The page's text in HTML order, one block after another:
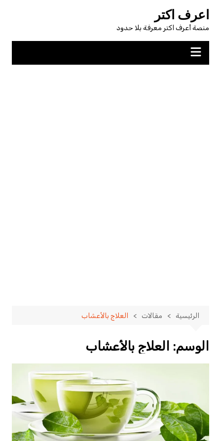
المحتوى
اعرف اكتر
منصة أعرف اكتر معرفة بلا حدود
الرئيسية مقالات العلاج بالأعشاب
الوسم: العلاج بالأعشاب